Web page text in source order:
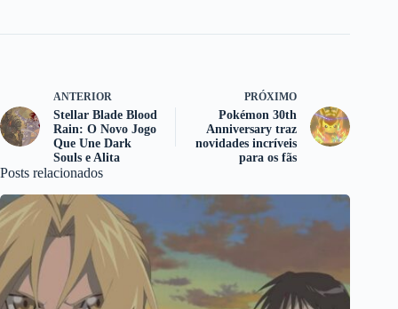
ANTERIOR
Stellar Blade Blood
Rain: O Novo Jogo
Que Une Dark
Souls e Alita
PRÓXIMO
Pokémon 30th
Anniversary traz
novidades incríveis
para os fãs
Posts relacionados